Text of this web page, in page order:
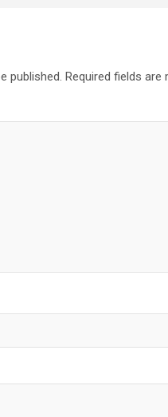
published. Required fields are